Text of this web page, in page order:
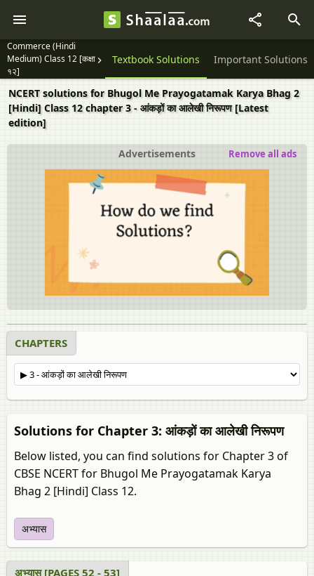
Commerce (Hindi
Medium) Class 12 [कक्षा
१२]
Question Papers Textbook Solutions Important Solutions
NCERT solutions for Bhugol Me Prayogatamak Karya Bhag 2
[Hindi] Class 12 chapter 3 - आंकड़ों का आलेखी निरूपण [Latest
edition]
Advertisements Remove all ads
CHAPTERS
Solutions for Chapter 3: आंकड़ों का आलेखी निरूपण
Below listed, you can find solutions for Chapter 3 of
CBSE NCERT for Bhugol Me Prayogatamak Karya
Bhag 2 [Hindi] Class 12.
अभ्यास
अभ्यास [PAGES 52 - 53]